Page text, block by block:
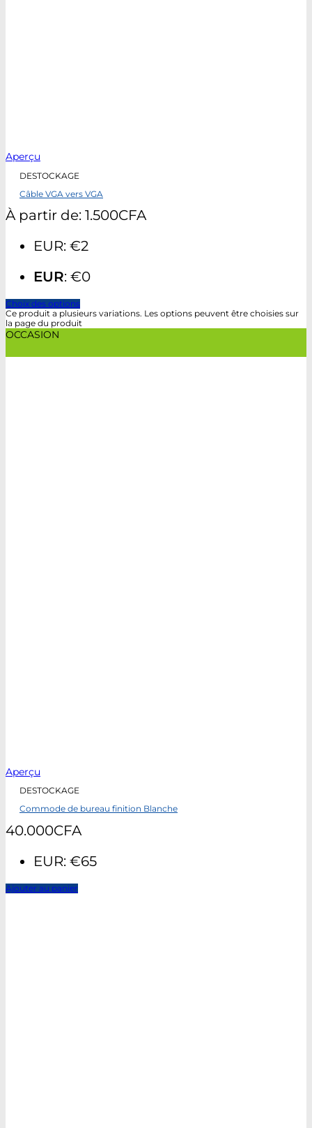
Aperçu
DESTOCKAGE
Câble VGA vers VGA
À partir de: 1.500CFA
EUR: €2
EUR: €0
Choix des options
Ce produit a plusieurs variations. Les options peuvent être choisies sur
la page du produit
OCCASION
Aperçu
DESTOCKAGE
Commode de bureau finition Blanche
40.000CFA
EUR: €65
Ajouter au panier